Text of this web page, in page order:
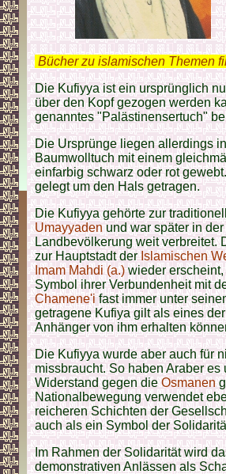
Bücher zu islamischen Themen
Die Kufiyya ist ein ursprünglich
über den Kopf gezogen werden
genanntes "Palästinensertuch"
Die Ursprünge liegen allerdings
Baumwolltuch mit einem
einfarbig schwarz oder rot
gelegt um den Hals getragen.
Die Kufiyya gehörte zur
Umayyadenund war später in
Landbevölkerung weit verbreitet.
zur Hauptstadt derIslamischen
Imam Mahdi (a.)wieder
Symbol ihrer Verbundenheit mit
Chamene'ifast immer unter
getragene Kufiya gilt als eines
Anhänger von ihm erhalten
Die Kufiyya wurde aber auch für
missbraucht. So haben Araber
Widerstand gegen dieOsmanen
Nationalbewegung verwendet
reicheren Schichten der
auch als ein Symbol der
Im Rahmen der Solidarität wird
demonstrativen Anlässen als